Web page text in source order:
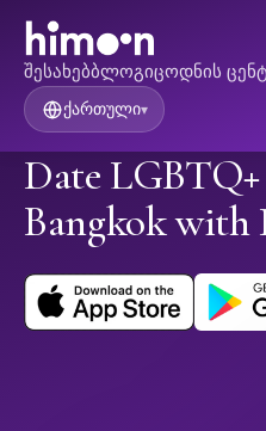
შესახებბლოგიცოდნის
ქართული▾
Date
Bangkok